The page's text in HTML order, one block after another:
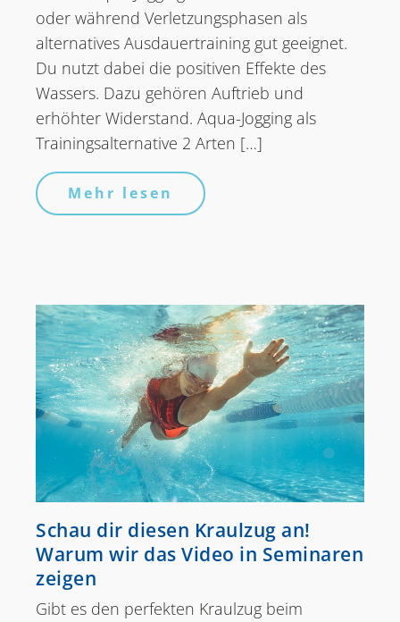
oder während Verletzungsphasen als
alternatives Ausdauertraining gut geeignet.
Du nutzt dabei die positiven Effekte des
Wassers. Dazu gehören Auftrieb und
erhöhter Widerstand. Aqua-Jogging als
Trainingsalternative 2 Arten […]
Mehr lesen
Schau dir diesen Kraulzug an!
Warum wir das Video in Seminaren
zeigen
Gibt es den perfekten Kraulzug beim